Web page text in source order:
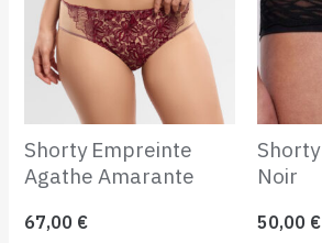
Shorty Empreinte
Agathe Amarante
67,00 €
Noir
50,00 €